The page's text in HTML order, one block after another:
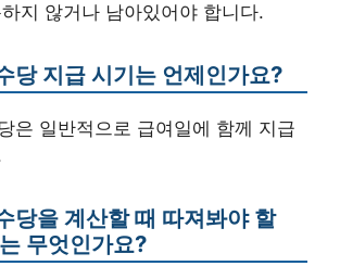
지 않거나 남아있어야 합니다.
당 지급 시기는 언제인가요?
은 일반적으로 급여일에 함께 지급
당을 계산할 때 따져봐야 할
무엇인가요?